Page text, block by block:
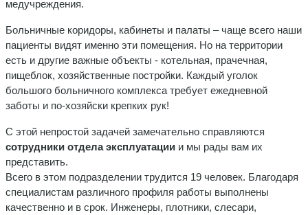
медучреждения.
Больничные коридоры, кабинеты и палаты – чаще всего наши
пациенты видят именно эти помещения. Но на территории
есть и другие важные объекты - котельная, прачечная,
пищеблок, хозяйственные постройки. Каждый уголок
большого больничного комплекса требует ежедневной
заботы и по-хозяйски крепких рук!
С этой непростой задачей замечательно справляются
сотрудники отдела эксплуатации и мы рады вам их
представить.
Всего в этом подразделении трудится 19 человек. Благодаря
специалистам различного профиля работы выполнены
качественно и в срок. Инженеры, плотники, слесари,